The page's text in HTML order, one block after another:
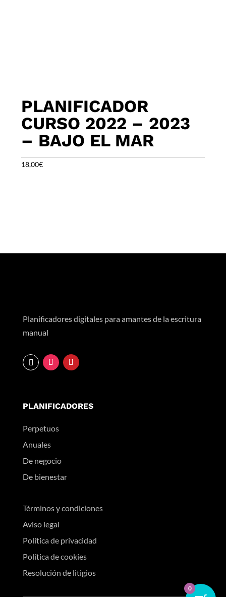
PLANIFICADOR
CURSO 2022 – 2023
– BAJO EL MAR
18,00€
Planificadores digitales para amantes de la escritura
manual
PLANIFICADORES
Perpetuos
Anuales
De negocio
De bienestar
Términos y condiciones
Aviso legal
Política de privacidad
Política de cookies
Resolución de litigios
0